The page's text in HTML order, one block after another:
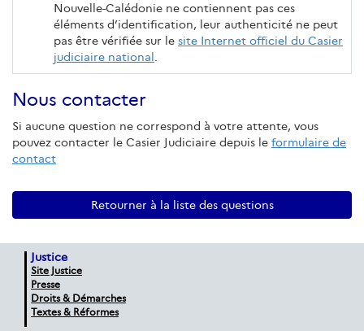
Nouvelle-Calédonie ne contiennent pas ces
éléments d’identification, leur authenticité ne peut
pas être vérifiée sur le site Internet officiel du Casier
judiciaire national.
Nous contacter
Si aucune question ne correspond à votre attente, vous
pouvez contacter le Casier Judiciaire depuis le formulaire de
contact
Retourner à la liste des questions
Justice
Site Justice
Presse
Droits & Démarches
Textes & Réformes